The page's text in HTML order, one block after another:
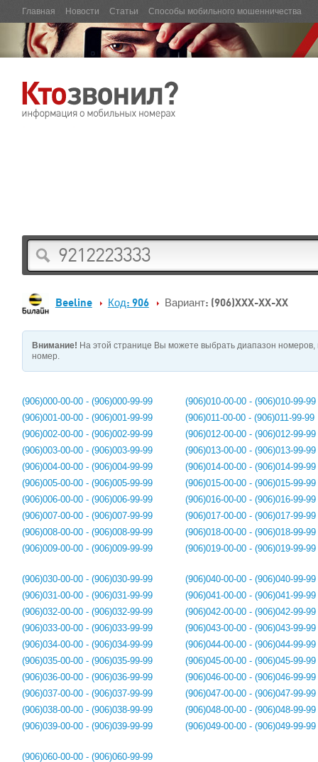
Главная Новости Статьи Способы мобильного мошенничества
Beeline Код: 906 Вариант: (906)XXX-XX-XX
Внимание! На этой странице Вы можете выбрать диапазон
номер.
(906)000-00-00 - (906)000-99-99
(906)001-00-00 - (906)001-99-99
(906)002-00-00 - (906)002-99-99
(906)003-00-00 - (906)003-99-99
(906)004-00-00 - (906)004-99-99
(906)005-00-00 - (906)005-99-99
(906)006-00-00 - (906)006-99-99
(906)007-00-00 - (906)007-99-99
(906)008-00-00 - (906)008-99-99
(906)009-00-00 - (906)009-99-99
(906)010-00-00 - (906)010-99-99
(906)011-00-00 - (906)011-99-99
(906)012-00-00 - (906)012-99-99
(906)013-00-00 - (906)013-99-99
(906)014-00-00 - (906)014-99-99
(906)015-00-00 - (906)015-99-99
(906)016-00-00 - (906)016-99-99
(906)017-00-00 - (906)017-99-99
(906)018-00-00 - (906)018-99-99
(906)019-00-00 - (906)019-99-99
(906)030-00-00 - (906)030-99-99
(906)031-00-00 - (906)031-99-99
(906)032-00-00 - (906)032-99-99
(906)033-00-00 - (906)033-99-99
(906)034-00-00 - (906)034-99-99
(906)035-00-00 - (906)035-99-99
(906)036-00-00 - (906)036-99-99
(906)037-00-00 - (906)037-99-99
(906)038-00-00 - (906)038-99-99
(906)039-00-00 - (906)039-99-99
(906)040-00-00 - (906)040-99-99
(906)041-00-00 - (906)041-99-99
(906)042-00-00 - (906)042-99-99
(906)043-00-00 - (906)043-99-99
(906)044-00-00 - (906)044-99-99
(906)045-00-00 - (906)045-99-99
(906)046-00-00 - (906)046-99-99
(906)047-00-00 - (906)047-99-99
(906)048-00-00 - (906)048-99-99
(906)049-00-00 - (906)049-99-99
(906)060-00-00 - (906)060-99-99